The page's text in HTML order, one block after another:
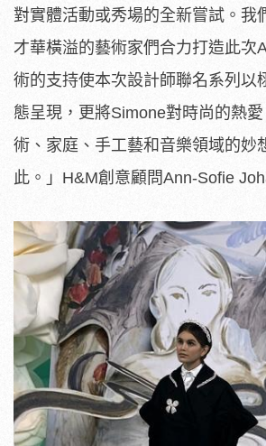
對實體活動或秀場的全新嘗試。我
才華橫溢的藝術家們合力打造此次
術的支持使本次設計師聯名系列以
態呈現，更將Simone對時尚的熱
術、家庭、手工藝和音樂領域的妙
此。」H&M創意顧問Ann-Sofie